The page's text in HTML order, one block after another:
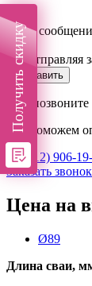
Ваше
Отправляя
Или
Мы поможем
+7 (812) 906-
Заказать звонок
Цена на
Ø89
Длина сваи,
Получить скидку